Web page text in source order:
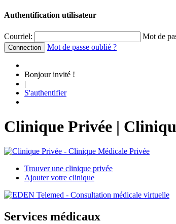
Authentification utilisateur
Courriel: Mot de
Mot de passe oublié ?
Bonjour invité !
|
S'authentifier
Clinique Privée |
Trouver une clinique privée
Ajouter votre clinique
Services médicaux